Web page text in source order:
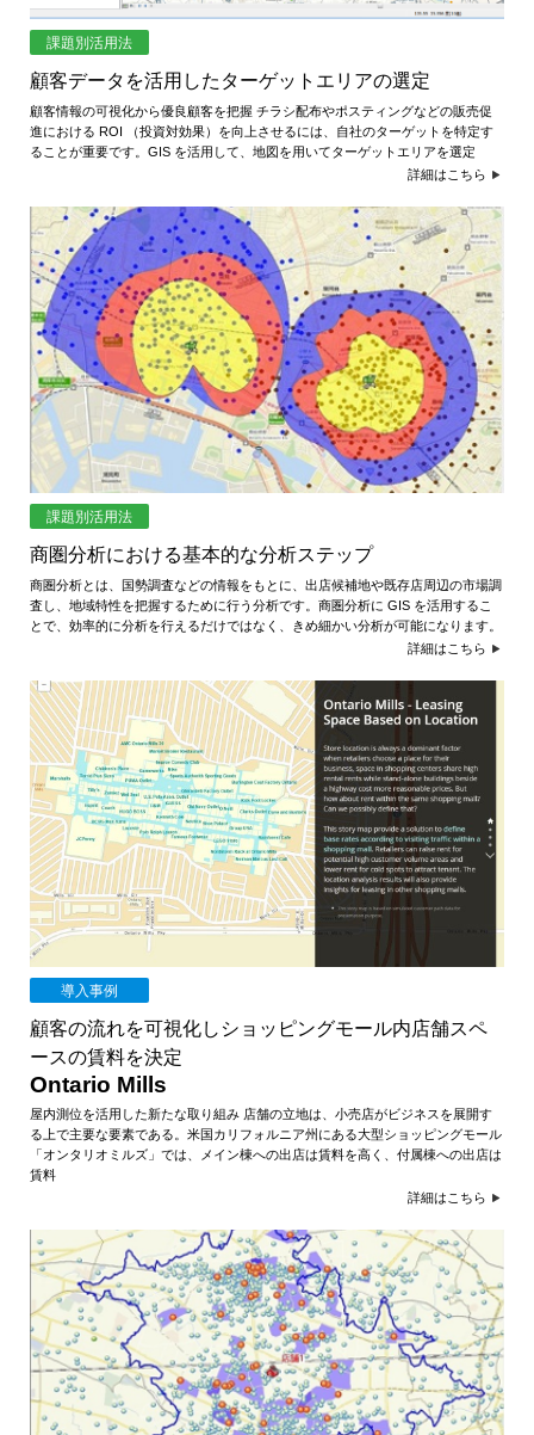
課題別活用法
顧客データを活用したターゲットエリアの選定
顧客情報の可視化から優良顧客を把握 チラシ配布やポスティングなどの販売促
進における ROI （投資対効果）を向上させるには、自社のターゲットを特定す
ることが重要です。GIS を活用して、地図を用いてターゲットエリアを選定
詳細はこちら
課題別活用法
商圏分析における基本的な分析ステップ
商圏分析とは、国勢調査などの情報をもとに、出店候補地や既存店周辺の市場調
査し、地域特性を把握するために行う分析です。商圏分析に GIS を活用するこ
とで、効率的に分析を行えるだけではなく、きめ細かい分析が可能になります。
詳細はこちら
導入事例
顧客の流れを可視化しショッピングモール内店舗スペ
ースの賃料を決定
Ontario Mills
屋内測位を活用した新たな取り組み 店舗の立地は、小売店がビジネスを展開す
る上で主要な要素である。米国カリフォルニア州にある大型ショッピングモール
「オンタリオミルズ」では、メイン棟への出店は賃料を高く、付属棟への出店は
賃料
詳細はこちら